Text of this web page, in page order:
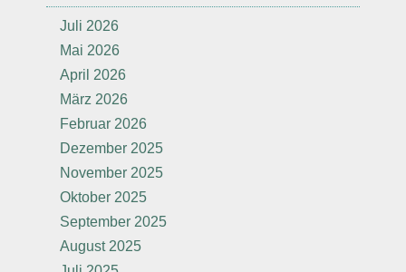
Juli 2026
Mai 2026
April 2026
März 2026
Februar 2026
Dezember 2025
November 2025
Oktober 2025
September 2025
August 2025